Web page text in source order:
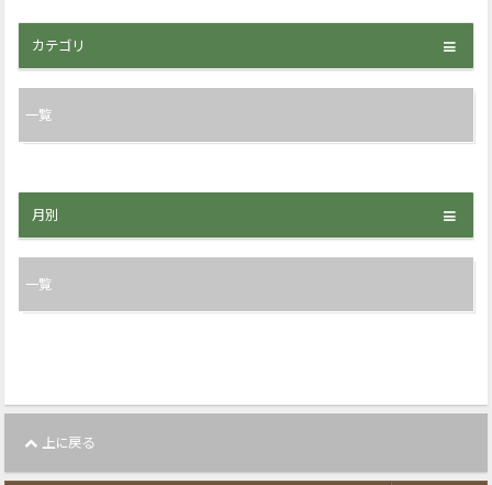
カテゴリ
一覧
月別
一覧
上に戻る